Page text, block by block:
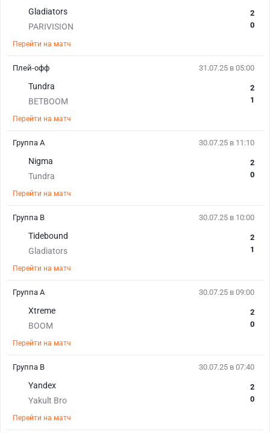
Gladiators
PARIVISION
2
0
Перейти на матч
31.07.25 в 05:00
Tundra
BETBOOM
2
1
Перейти на матч
Плей-офф
30.07.25 в 11:10
Nigma
Tundra
2
0
Перейти на матч
Группа А
30.07.25 в 10:00
Tidebound
Gladiators
2
1
Перейти на матч
Группа B
30.07.25 в 09:00
Xtreme
BOOM
2
0
Перейти на матч
Группа А
30.07.25 в 07:40
Yandex
Yakult Bro
2
0
Перейти на матч
Группа B